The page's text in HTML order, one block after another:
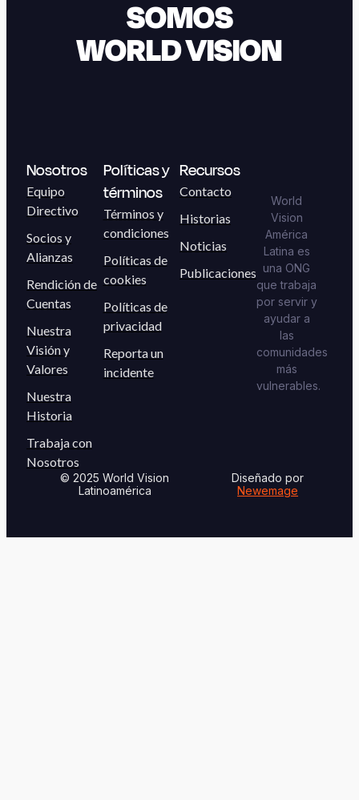
SOMOS
WORLD VISION
Nosotros
Equipo
Directivo
Socios y
Alianzas
Rendición de
Cuentas
Nuestra
Visión y
Valores
Nuestra
Historia
Trabaja con
Nosotros
Políticas y
términos
Términos y
condiciones
Políticas de
cookies
Políticas de
privacidad
Reporta un
incidente
Recursos
Contacto
Historias
Noticias
Publicaciones
World
Vision
América
Latina es
una ONG
que trabaja
por servir y
ayudar a
las
comunidades
más
vulnerables.
© 2025 World Vision
Latinoamérica
Diseñado por
Newemage